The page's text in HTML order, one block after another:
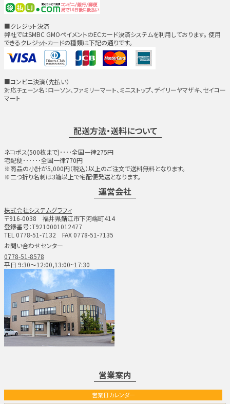
■クレジット決済
弊社ではSMBC GMOペイメントのECカード決済システムを利用しております。 使用
できるクレジットカードの種類は下記の通りです。
■コンビニ決済（先払い）
対応チェーン名：ローソン、ファミリーマート、ミニストップ、デイリーヤマザキ、セイコー
マート
配送方法・送料について
ネコポス(500枚まで)････全国一律275円
宅配便･･････全国一律770円
※商品の小計が5,000円（税込）以上のご注文で送料無料となります。
※二つ折り名刺は3箱以上で宅配便発送となります。
運営会社
株式会社システムグラフィ
〒916-0038 福井県鯖江市下河端町414
登録番号：T9210001012477
TEL 0778-51-7132 FAX 0778-51-7135
お問い合わせセンター
0778-51-8578
平日 9:30～12:00,13:00~17:30
営業案内
営業日カレンダー